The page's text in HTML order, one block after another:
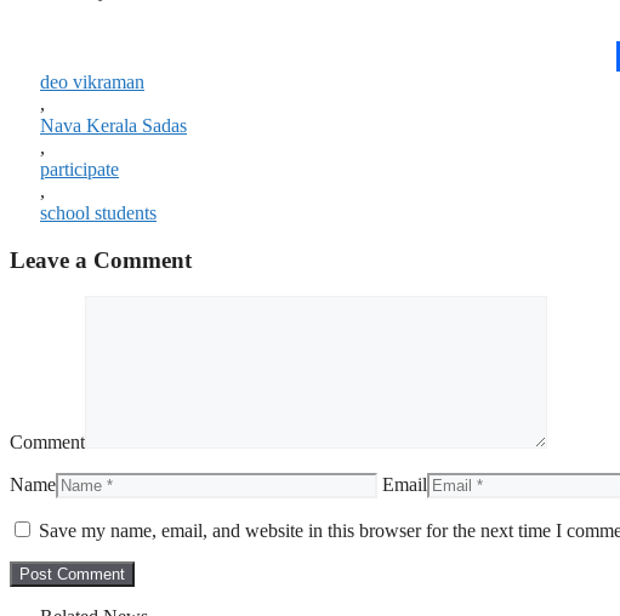
deo vikraman
,
Nava Kerala Sadas
,
participate
,
school students
Leave a Comment
Comment
Name Email
Save my name, email, and website in this browser for the next time I